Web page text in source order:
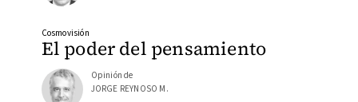
El poder del pensamiento
Cosmovisión
Opinión de
JORGE REYNOSO M.